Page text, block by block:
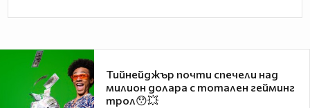
Тийнейджър почти спечели над
милион долара с тотален гейминг
трол😯💥